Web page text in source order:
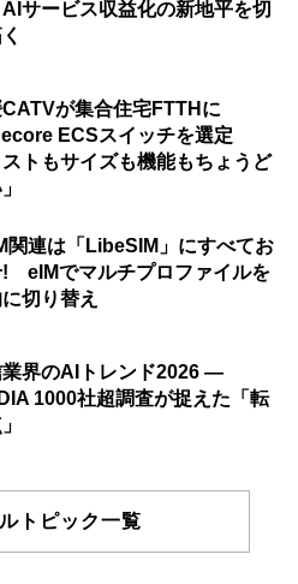
サービス収益化の新地平を切
が集合住宅FTTHに
ECSスイッチを選定
ストもサイズも機能もちょうど
関連は「LibeSIM」にすべてお
! eIMでマルチプロファイルを
切り替え
界のAIトレンド2026 ―
1000社超調査が捉えた「転
トピック一覧